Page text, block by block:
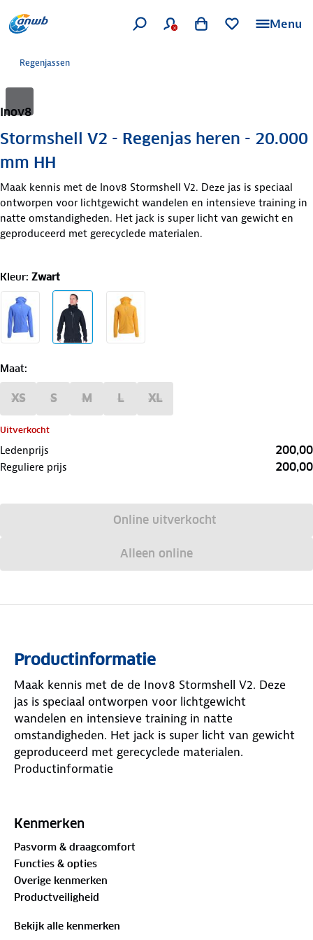
Menu
Regenjassen
Inov8
Stormshell V2 - Regenjas heren - 20.000
mm HH
Maak kennis met de Inov8 Stormshell V2. Deze jas is speciaal
ontworpen voor lichtgewicht wandelen en intensieve training in
natte omstandigheden. Het jack is super licht van gewicht en
geproduceerd met gerecyclede materialen.
Kleur: Zwart
Maat:
XS S M L XL
Uitverkocht
Ledenprijs 200,00
Reguliere prijs 200,00
Online uitverkocht
Alleen online
Productinformatie
Maak kennis met de de Inov8 Stormshell V2. Deze
jas is speciaal ontworpen voor lichtgewicht
wandelen en intensieve training in natte
omstandigheden. Het jack is super licht van gewicht
geproduceerd met gerecyclede materialen.
Productinformatie
Maak kennis met de
intensieve training in natte omstandigheden.
Uitzonderlijke Bescherming & Ademend Vermogen
Kenmerken
Pasvorm & draagcomfort
Functies & opties
Overige kenmerken
Productveiligheid
Bekijk alle kenmerken